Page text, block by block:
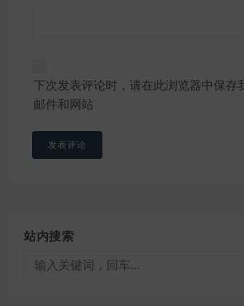
下次发表评论时，请在此浏览器中保存
邮件和网站
站内搜索